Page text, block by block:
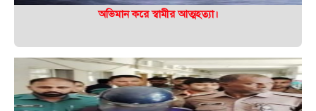
অভিমান করে স্বামীর আত্মহত্যা।